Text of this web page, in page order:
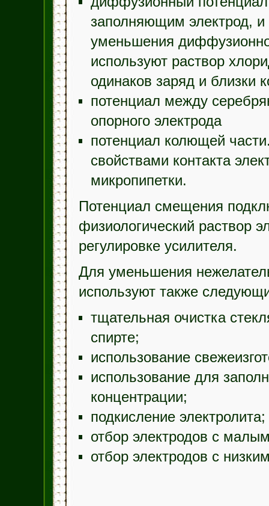
заполняющим электрод,
уменьшения
используют раствор
одинаков заряд и
потенциал между
опорного электрода
потенциал колющей
свойствами контакта
микропипетки.
Потенциал смещения
физиологический раствор
регулировке усилителя.
Для уменьшения
используют также
тщательная очистка
спирте;
использование
использование для
концентрации;
подкисление электролита;
отбор электродов с
отбор электродов с